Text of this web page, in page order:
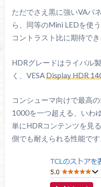
コントラスト比
リフレッシュレー
160
HDMI
応答速度
1 ms
VESAマウント
100 x
ただでさえ黒に強いVAパ
ら、同等のMini LEDを使
コントラスト比に期待でき
HDRグレードはライバル
く、VESADisplay HDR
コンシューマ向けで最高
1000を一つ超える、いわ
単にHDRコンテンツを見
側でも耐えられる性能です